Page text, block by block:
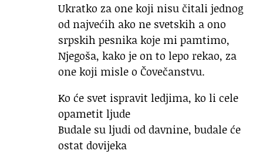
Ukratko za one koji nisu čitali jednog
od najvećih ako ne svetskih a ono
srpskih pesnika koje mi pamtimo,
Njegoša, kako je on to lepo rekao, za
one koji misle o Čovečanstvu.
Ko će svet ispravit ledjima, ko li cele
opametit ljude
Budale su ljudi od davnine, budale će
ostat dovijeka